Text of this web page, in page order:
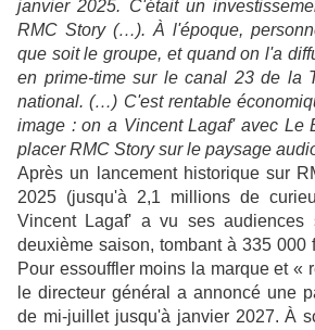
janvier 2025. C'était un
RMC Story (…). À l'époque,
que soit le groupe, et quand on l'a
en prime-time sur le canal 23 de la
national. (…) C'est rentable
image : on a Vincent Lagaf' avec Le
placer RMC Story sur le paysage
Après un lancement historique sur
2025 (jusqu'à 2,1 millions de
Vincent Lagaf' a vu ses audiences
deuxième saison, tombant à 335 000
Pour essouffler moins la marque et «
le directeur général a annoncé une
de mi-juillet jusqu'à janvier 2027. À